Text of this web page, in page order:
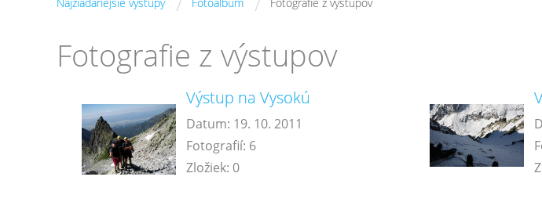
Fotografie z výstupov
Výstup na Vysokú
Datum: 19. 10. 2011
Fotografií: 6
Zložiek: 0